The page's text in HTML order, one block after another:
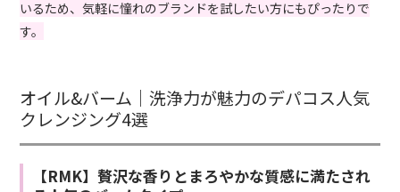
いるため、気軽に憧れのブランドを試したい方にもぴったりで
す。
オイル&バーム｜洗浄力が魅力のデパコス人気
クレンジング4選
【RMK】贅沢な香りとまろやかな質感に満たされ